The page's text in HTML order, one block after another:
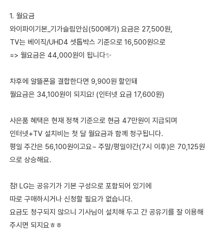
1. 월요금
와이파이기본_기가슬림안심(500메가) 요금은 27,500원,
TV는 베이직/UHD4 셋톱박스 기준으로 16,500원으로
=> 월요금은 44,000원이 됩니다✨
차후에 알뜰폰을 결합한다면 9,900원 할인돼
월요금은 34,100원이 되지요! (인터넷 요금 17,600원)
사은품 혜택은 현재 정책 기준으로 현금 47만원이 지급되며
인터넷+TV 설치비는 첫 달 월요금과 함께 청구됩니다.
평일 주간은 56,100원이고요~ 주말/평일야간(7시 이후)은 70,125원
으로 상승해요.
참! LG는 공유기가 기본 구성으로 포함되어 있기에
따로 구매하시거나 신청할 필요가 없습니다.
요금도 청구되지 않으니 기사님이 설치해 두고 간 공유기를 잘 이용해
주시면 되지요ㅎㅎ